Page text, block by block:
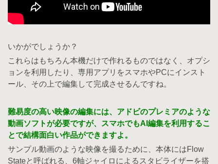
いかがでしょうか？
これらはもちろん本機だけで作れるものではなく、オプシ
ョンを利用したり、専用アプリをスマホやPCにインスト
ール、その上で編集して完成させるんですね。
難易度の高い映像の編集には、アドビのプレミアのような
動画ソフトが必要ですが、スマホでもAI編集を利用するこ
とで結構面白い作品ができますよ。
サンプル動画のような映像を撮るために、本体にはFlow
Stateと呼ばれる、6軸ジャイロによるスタビライザーを搭